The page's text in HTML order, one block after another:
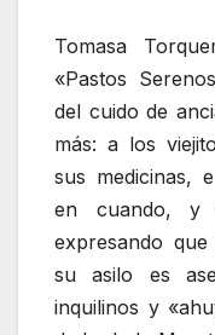
Tomasa
«Pastos
del cuido de
más: a los
sus medicinas,
en cuando, y
expresando
su asilo es
inquilinos y